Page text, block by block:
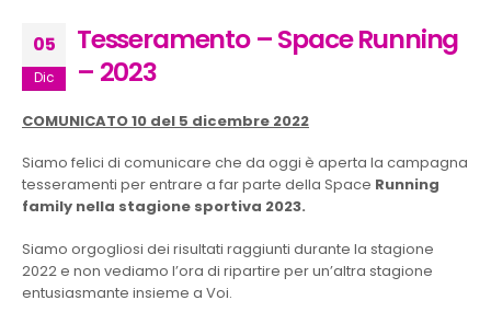
05
Dic
Tesseramento – Space Running
– 2023
COMUNICATO 10 del 5 dicembre 2022
Siamo felici di comunicare che da oggi è aperta la campagna
tesseramenti per entrare a far parte della Space Running
family nella stagione sportiva 2023.
Siamo orgogliosi dei risultati raggiunti durante la stagione
2022 e non vediamo l’ora di ripartire per un’altra stagione
entusiasmante insieme a Voi.